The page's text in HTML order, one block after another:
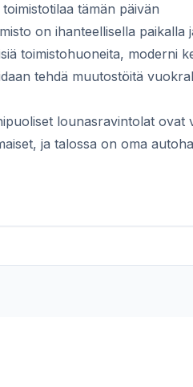
tämän päivän
on ihanteellisella paikalla
toimistohuoneita, moderni
tehdä muutostöitä
lounasravintolat ovat
ja talossa on oma